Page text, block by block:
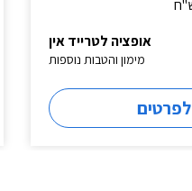
אופציה לטרייד אין
מימון והטבות נוספות
לפרטים